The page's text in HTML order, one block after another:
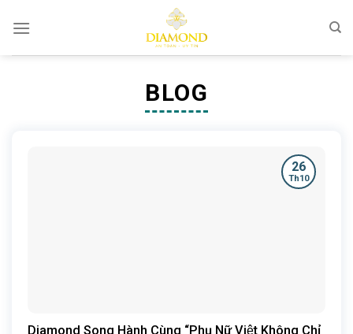
đến
BLOG
Diamond Song Hành Cùng “Phụ Nữ Việt Không Chỉ
26
Th10